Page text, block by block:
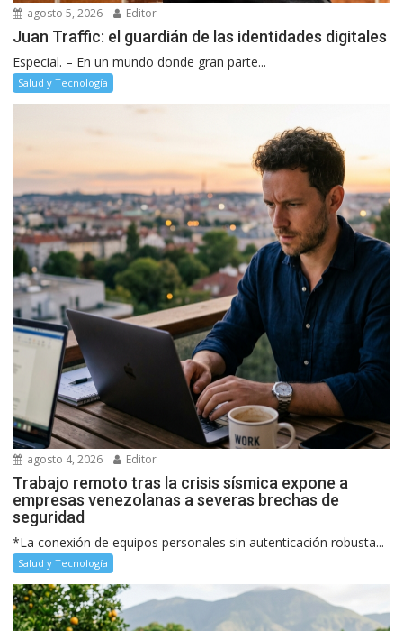
agosto 5, 2026 Editor
Juan Traffic: el guardián de las identidades digitales
Especial. – En un mundo donde gran parte...
Salud y Tecnología
agosto 4, 2026 Editor
Trabajo remoto tras la crisis sísmica expone a
empresas venezolanas a severas brechas de
seguridad
*La conexión de equipos personales sin autenticación robusta...
Salud y Tecnología